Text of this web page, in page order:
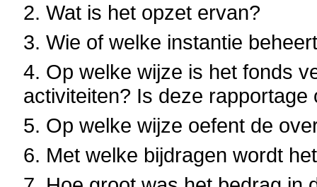
2. Wat is het opzet ervan?
3. Wie of welke instantie
4. Op welke wijze is het fonds
activiteiten? Is deze rapportage
5. Op welke wijze oefent de
6. Met welke bijdragen wordt